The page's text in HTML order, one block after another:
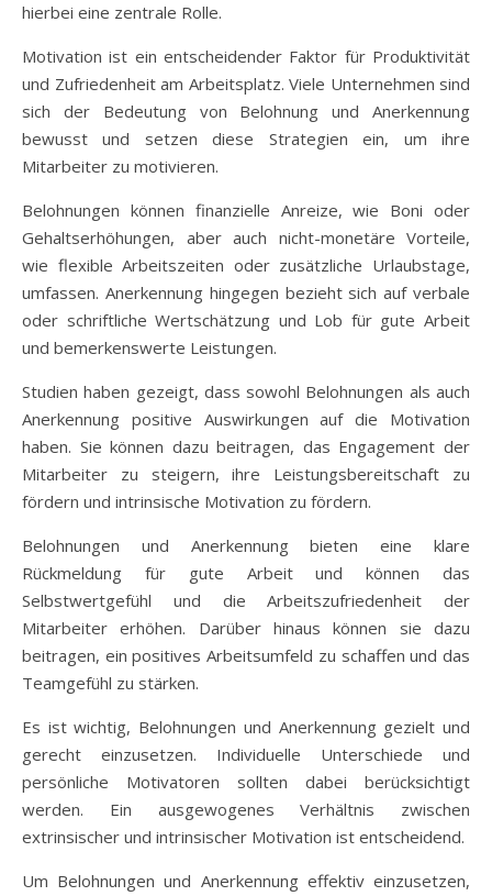
hierbei eine zentrale Rolle.
Motivation ist ein entscheidender Faktor für Produktivität
und Zufriedenheit am Arbeitsplatz. Viele Unternehmen sind
sich der Bedeutung von Belohnung und Anerkennung
bewusst und setzen diese Strategien ein, um ihre
Mitarbeiter zu motivieren.
Belohnungen können finanzielle Anreize, wie Boni oder
Gehaltserhöhungen, aber auch nicht-monetäre Vorteile,
wie flexible Arbeitszeiten oder zusätzliche Urlaubstage,
umfassen. Anerkennung hingegen bezieht sich auf verbale
oder schriftliche Wertschätzung und Lob für gute Arbeit
und bemerkenswerte Leistungen.
Studien haben gezeigt, dass sowohl Belohnungen als auch
Anerkennung positive Auswirkungen auf die Motivation
haben. Sie können dazu beitragen, das Engagement der
Mitarbeiter zu steigern, ihre Leistungsbereitschaft zu
fördern und intrinsische Motivation zu fördern.
Belohnungen und Anerkennung bieten eine klare
Rückmeldung für gute Arbeit und können das
Selbstwertgefühl und die Arbeitszufriedenheit der
Mitarbeiter erhöhen. Darüber hinaus können sie dazu
beitragen, ein positives Arbeitsumfeld zu schaffen und das
Teamgefühl zu stärken.
Es ist wichtig, Belohnungen und Anerkennung gezielt und
gerecht einzusetzen. Individuelle Unterschiede und
persönliche Motivatoren sollten dabei berücksichtigt
werden. Ein ausgewogenes Verhältnis zwischen
extrinsischer und intrinsischer Motivation ist entscheidend.
Um Belohnungen und Anerkennung effektiv einzusetzen,